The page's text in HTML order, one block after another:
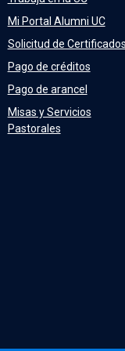
Mi Portal Alumni UC
Solicitud de
Pago de créditos
Pago de arancel
Misas y Servicios
Pastorales